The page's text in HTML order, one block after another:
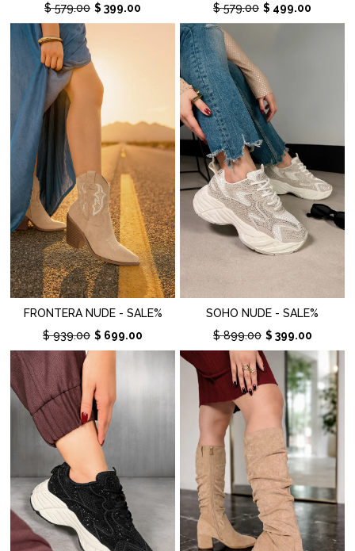
$ 579.00 $ 399.00
$ 579.00 $ 499.00
FRONTERA NUDE - SALE%
$ 939.00 $ 699.00
SOHO NUDE - SALE%
$ 899.00 $ 399.00